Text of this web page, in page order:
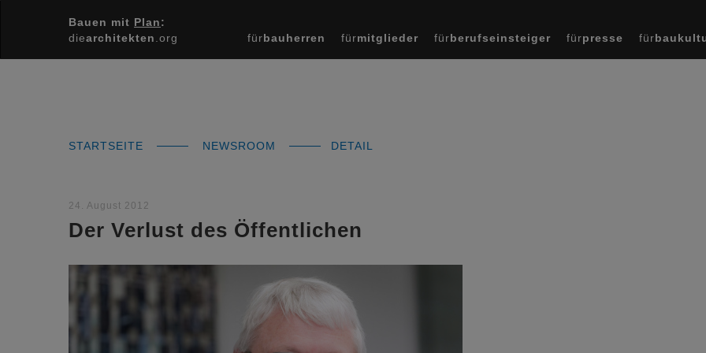
Bauen mit Plan:
diearchitekten .org fürbauherren fürmitglieder fürberufseinsteiger fürpresse für
STARTSEITE NEWSROOM DETAIL
24. August 2012
Der Verlust des Öffentlichen